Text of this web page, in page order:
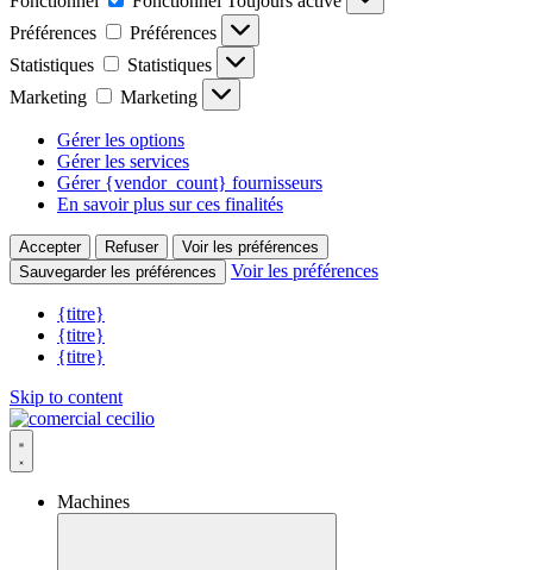
Préférences
Préférences
Statistiques
Statistiques
Marketing
Marketing
Gérer les options
Gérer les services
Gérer {vendor_count} fournisseurs
En savoir plus sur ces finalités
Accepter Refuser
Voir les préférences
Sauvegarder les préférences
Voir les préférences
{titre}
{titre}
{titre}
Skip to content
Machines